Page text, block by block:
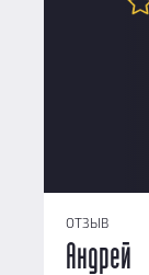
ОТЗЫВ
Андрей